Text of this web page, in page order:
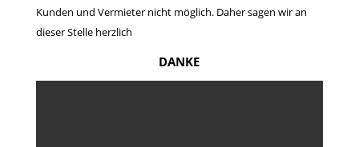
Kunden und Vermieter nicht möglich. Daher sagen wir an
dieser Stelle herzlich
DANKE